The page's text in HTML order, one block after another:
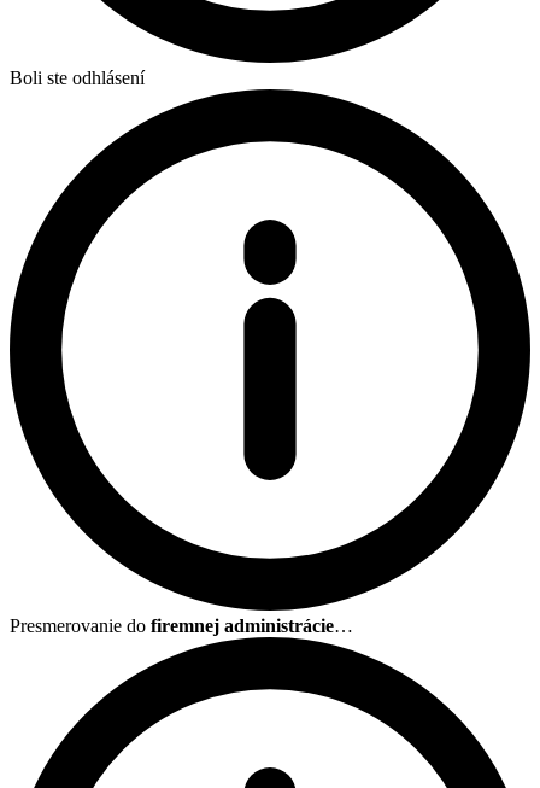
Boli ste odhlásení
Presmerovanie do firemnej administrácie…